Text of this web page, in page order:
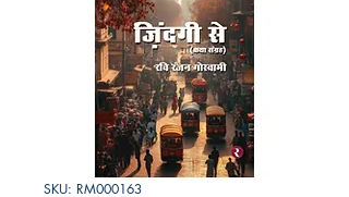
SKU: RM000163